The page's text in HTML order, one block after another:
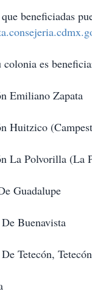
beneficiadas
colonia es
Emiliano Zapata
Huitzico
La Polvorilla (La
Guadalupe
Buenavista
Tetecón,